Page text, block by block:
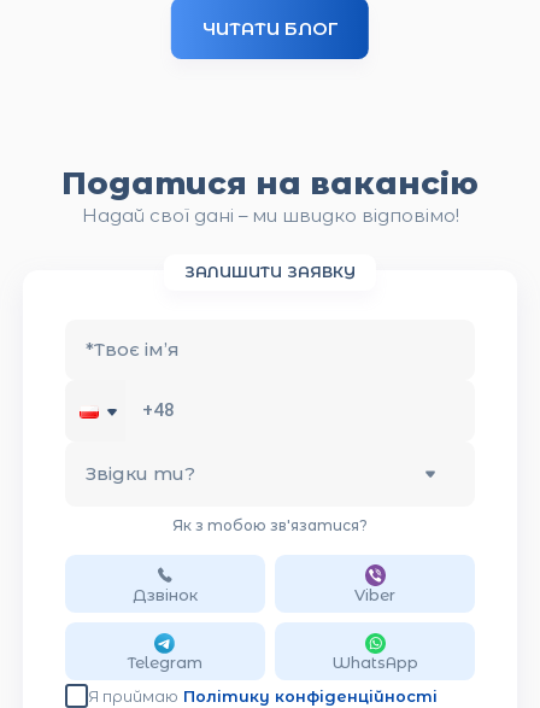
ЧИТАТИ БЛОГ
Податися на вакансію
Надай свої дані – ми швидко відповімо!
ЗАЛИШИТИ ЗАЯВКУ
*Твоє ім’я
Звідки ти?
Як з тобою зв'язатися?
Дзвінок Viber
Telegram
WhatsApp
Я приймаю Політику конфіденційності